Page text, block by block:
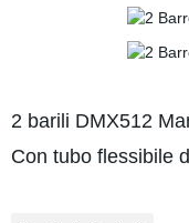
2 barili DMX512
Con tubo flessibile